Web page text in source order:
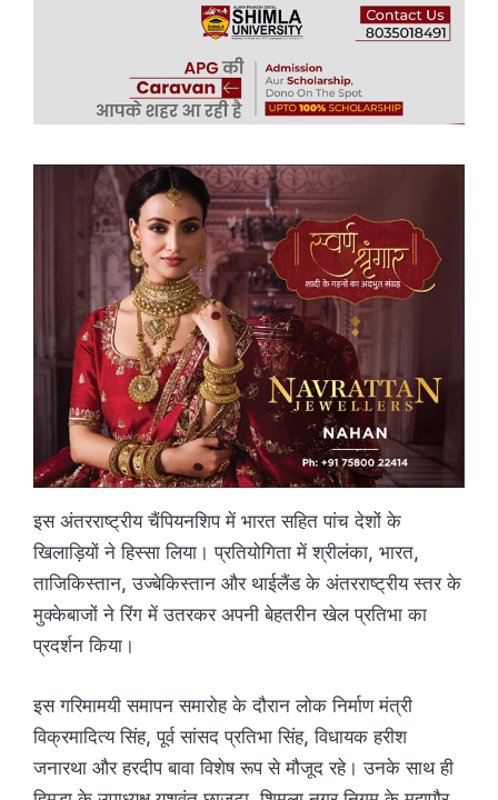
इस अंतरराष्ट्रीय चैंपियनशिप में भारत सहित पांच देशों के
खिलाड़ियों ने हिस्सा लिया। प्रतियोगिता में श्रीलंका, भारत,
ताजिकिस्तान, उज्बेकिस्तान और थाईलैंड के अंतरराष्ट्रीय स्तर के
मुक्केबाजों ने रिंग में उतरकर अपनी बेहतरीन खेल प्रतिभा का
प्रदर्शन किया।
इस गरिमामयी समापन समारोह के दौरान लोक निर्माण मंत्री
विक्रमादित्य सिंह, पूर्व सांसद प्रतिभा सिंह, विधायक हरीश
जनारथा और हरदीप बावा विशेष रूप से मौजूद रहे। उनके साथ ही